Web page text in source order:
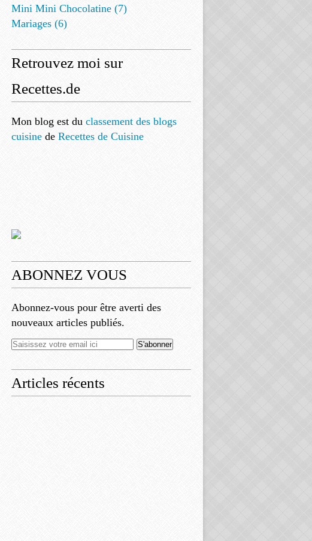
Mini Mini Chocolatine (7)
Mariages (6)
Retrouvez moi sur
Recettes.de
Mon blog est du classement des blogs
cuisine de Recettes de Cuisine
ABONNEZ VOUS
Abonnez-vous pour être averti des
nouveaux articles publiés.
Articles récents